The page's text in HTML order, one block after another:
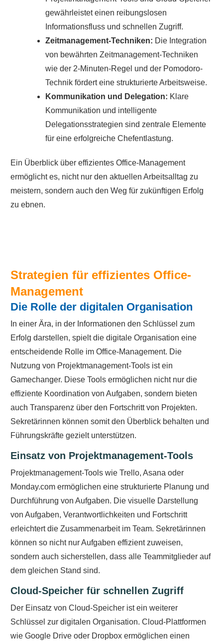
gewährleistet einen reibungslosen
Informationsfluss und schnellen Zugriff.
Zeitmanagement-Techniken: Die Integration
von bewährten Zeitmanagement-Techniken
wie der 2-Minuten-Regel und der Pomodoro-
Technik fördert eine strukturierte Arbeitsweise.
Kommunikation und Delegation: Klare
Kommunikation und intelligente
Delegationsstrategien sind zentrale Elemente
für eine erfolgreiche Chefentlastung.
Ein Überblick über effizientes Office-Management
ermöglicht es, nicht nur den aktuellen Arbeitsalltag zu
meistern, sondern auch den Weg für zukünftigen Erfolg
zu ebnen.
Strategien für effizientes Office-
Management
Die Rolle der digitalen Organisation
In einer Ära, in der Informationen den Schlüssel zum
Erfolg darstellen, spielt die digitale Organisation eine
entscheidende Rolle im Office-Management. Die
Nutzung von Projektmanagement-Tools ist ein
Gamechanger. Diese Tools ermöglichen nicht nur die
effiziente Koordination von Aufgaben, sondern bieten
auch Transparenz über den Fortschritt von Projekten.
Sekretärinnen können somit den Überblick behalten und
Führungskräfte gezielt unterstützen.
Einsatz von Projektmanagement-Tools
Projektmanagement-Tools wie Trello, Asana oder
Monday.com ermöglichen eine strukturierte Planung und
Durchführung von Aufgaben. Die visuelle Darstellung
von Aufgaben, Verantwortlichkeiten und Fortschritt
erleichtert die Zusammenarbeit im Team. Sekretärinnen
können so nicht nur Aufgaben effizient zuweisen,
sondern auch sicherstellen, dass alle Teammitglieder auf
dem gleichen Stand sind.
Cloud-Speicher für schnellen Zugriff
Der Einsatz von Cloud-Speicher ist ein weiterer
Schlüssel zur digitalen Organisation. Cloud-Plattformen
wie Google Drive oder Dropbox ermöglichen einen